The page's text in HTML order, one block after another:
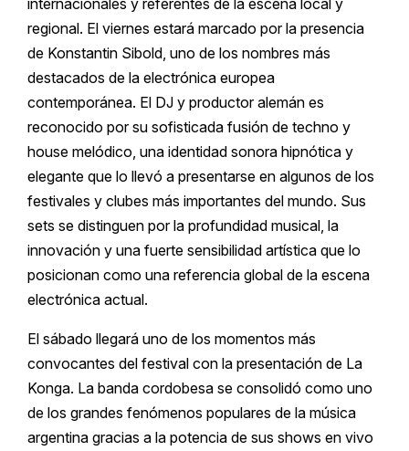
regional. El viernes estará marcado por la presencia
de Konstantin Sibold, uno de los nombres más
destacados de la electrónica europea
contemporánea. El DJ y productor alemán es
reconocido por su sofisticada fusión de techno y
house melódico, una identidad sonora hipnótica y
elegante que lo llevó a presentarse en algunos de los
festivales y clubes más importantes del mundo. Sus
sets se distinguen por la profundidad musical, la
innovación y una fuerte sensibilidad artística que lo
posicionan como una referencia global de la escena
electrónica actual.
El sábado llegará uno de los momentos más
convocantes del festival con la presentación de La
Konga. La banda cordobesa se consolidó como uno
de los grandes fenómenos populares de la música
argentina gracias a la potencia de sus shows en vivo